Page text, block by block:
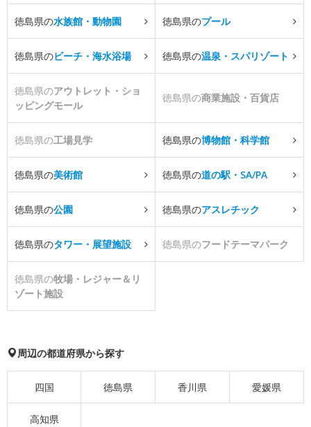
徳島県の水族館・動物園 徳島県のプール
徳島県のビーチ・海水浴場 徳島県の温泉・スパリゾート
徳島県のアウトレット・ショ
ッピングモール
徳島県の商業施設・百貨店
徳島県の工場見学 徳島県の博物館・科学館
徳島県の美術館 徳島県の道の駅・SA/PA
徳島県の公園 徳島県のアスレチック
徳島県のタワー・展望施設 徳島県のフードテーマパーク
徳島県の牧場・レジャー＆リ
ゾート施設
周辺の都道府県から探す
四国 徳島県 香川県 愛媛県
高知県